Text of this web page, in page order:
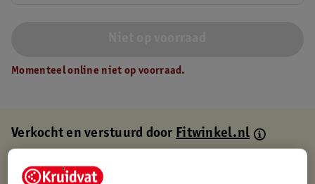
Momenteel online niet op voorraad.
Verkocht en verstuurd doorFitwinkel.nl
Gratis thuisbezorgd